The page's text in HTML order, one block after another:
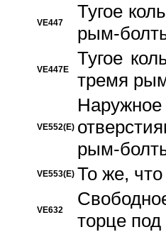
VE447
Тугое
рым-
VE447E
Тугое
тремя
VE552(E)
рым-
VE553(E) То же,
VE632
торце